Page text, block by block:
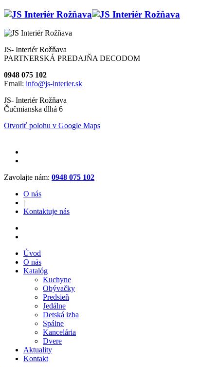
JS- Interiér Rožňava
PARTNERSKÁ PREDAJŇA DECODOM
0948 075 102
Email: info@js-interier.sk
JS- Interiér Rožňava
Čučmianska dlhá 6
Otvoriť polohu v Google Maps
Zavolajte nám: 0948 075 102
O nás
|
Kontaktuje nás
Úvod
O nás
Katalóg
Kuchyne
Obývačky
Predsieň
Jedálne
Detská izba
Spálne
Kancelária
Dvere
Aktuality
Kontakt